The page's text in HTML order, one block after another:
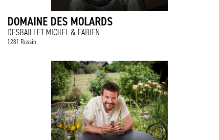
DOMAINE DES MOLARDS
DESBAILLET MICHEL & FABIEN
1281 Russin